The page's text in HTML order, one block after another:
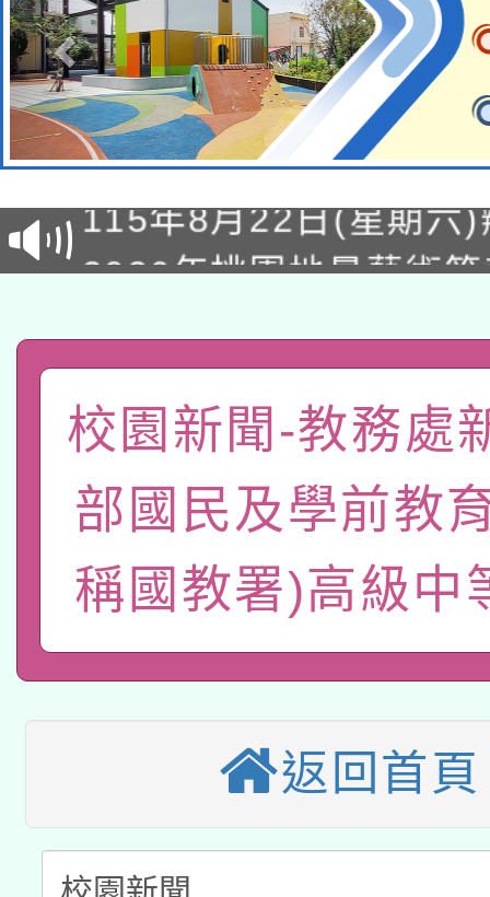
轉知經濟部水利署委託
業技術研究院辦理「
用水績優單位及節水達
動」
115年8月22日(星期六
桃園市孔廟祈福系列
2026年桃園地景藝術
關事宜
轉知教育部國民及學前
國立臺灣師範大學辦理
年度健康促進學校輔導
函轉國家教育研究院中
原住民族教育政策研討
族教育國際趨勢與發展
轉知教育部國民及學前
新北市政府教育局辦理
師專業成長研習實施計
方素養工作坊新北場」
函轉國立臺灣師範大學
族語言臺北學習中心
「族語學習班」招生簡
轉知有關國立成功大學
文教學共融平台-教案
接種對象擴大為「滿6
接種之民眾」措施，延
月28日止
轉知經濟部水利署委託
業技術研究院辦理「
動」
115年8月22日(星期六
開 智慧啟航」
2026年桃園地景藝術
「2026桃園藝術巡演
校園新聞-教務處
部國民及學前教
稱國教署)高級中
返回首頁